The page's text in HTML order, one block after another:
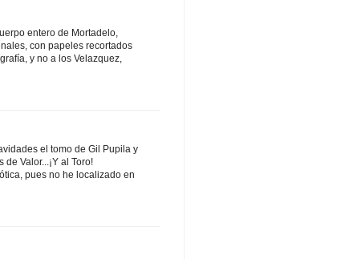
entero de Mortadelo,
con papeles recortados
y no a los Velazquez,
el tomo de Gil Pupila y
Valor...¡Y al Toro!
pues no he localizado en